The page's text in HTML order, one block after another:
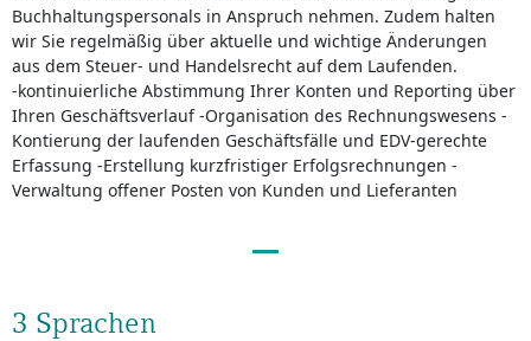
Buchhaltungspersonals in Anspruch nehmen. Zudem halten
wir Sie regelmäßig über aktuelle und wichtige Änderungen
aus dem Steuer- und Handelsrecht auf dem Laufenden.
-kontinuierliche Abstimmung Ihrer Konten und Reporting über
Ihren Geschäftsverlauf -Organisation des Rechnungswesens -
Kontierung der laufenden Geschäftsfälle und EDV-gerechte
Erfassung -Erstellung kurzfristiger Erfolgsrechnungen -
Verwaltung offener Posten von Kunden und Lieferanten
3 Sprachen